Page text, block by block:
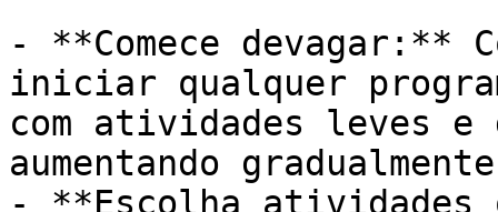
- **Comece devagar:**
iniciar qualquer
com atividades leves e
aumentando
- **Escolha atividades